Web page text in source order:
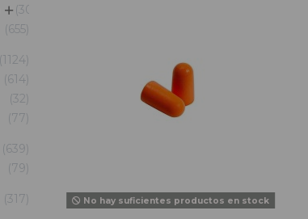
No hay suficientes productos en stock
3082
655
1124
614
32
77
639
79
317